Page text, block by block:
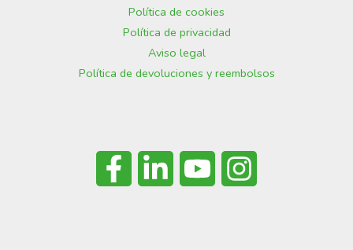
Política de cookies
Política de privacidad
Aviso legal
Política de devoluciones y reembolsos